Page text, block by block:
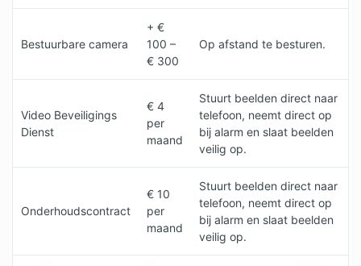
Bestuurbare camera
+ €
100 –
€ 300
Op afstand te besturen.
Video Beveiligings
Dienst
€ 4
per
maand
Stuurt beelden direct naar
telefoon, neemt direct op
bij alarm en slaat beelden
veilig op.
Onderhoudscontract
€ 10
per
maand
Stuurt beelden direct naar
telefoon, neemt direct op
bij alarm en slaat beelden
veilig op.